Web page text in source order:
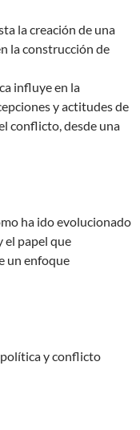
la creación de una
la construcción de
influye en la
y actitudes de
conflicto, desde una
ha ido evolucionado
el papel que
un enfoque
y conflicto